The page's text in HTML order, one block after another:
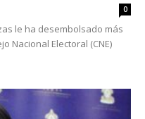
0
le ha desembolsado más
Nacional Electoral (CNE)